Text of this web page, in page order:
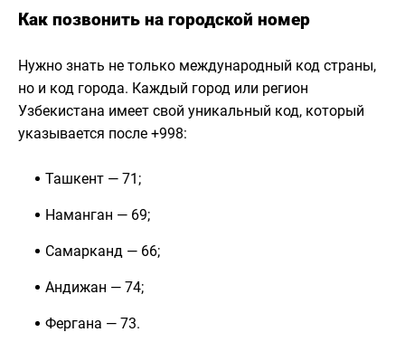
Как позвонить на городской номер
Нужно знать не только международный код страны,
но и код города. Каждый город или регион
Узбекистана имеет свой уникальный код, который
указывается после +998:
Ташкент — 71;
Наманган — 69;
Самарканд — 66;
Андижан — 74;
Фергана — 73.